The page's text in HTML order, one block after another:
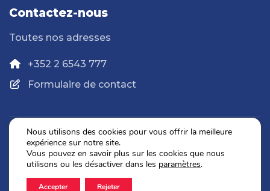
Contactez-nous
Toutes nos adresses
+352 2 6543 777
Formulaire de contact
Politique de confidentialité
Mentions légales
Nous utilisons des cookies pour vous offrir la meilleure
expérience sur notre site.
Vous pouvez en savoir plus sur les cookies que nous
utilisons ou les désactiver dans les paramètres.
Accepter Rejeter